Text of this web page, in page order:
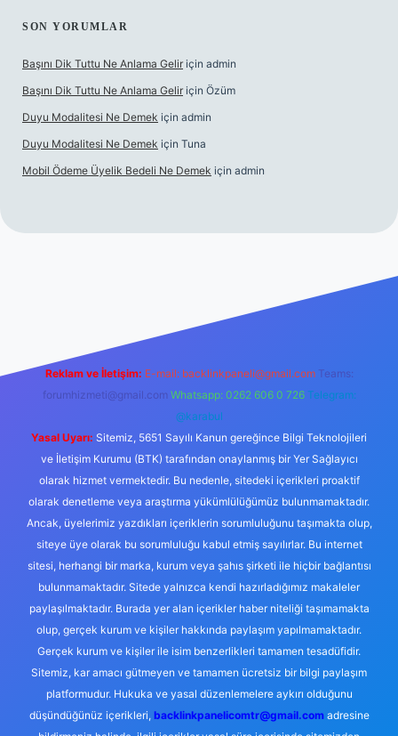
SON YORUMLAR
Başını Dik Tuttu Ne Anlama Gelir için admin
Başını Dik Tuttu Ne Anlama Gelir için Özüm
Duyu Modalitesi Ne Demek için admin
Duyu Modalitesi Ne Demek için Tuna
Mobil Ödeme Üyelik Bedeli Ne Demek için admin
Reklam ve İletişim: E-mail: backlinkpaneli@gmail.com Teams:
forumhizmeti@gmail.com Whatsapp: 0262 606 0 726 Telegram:
@karabul
Yasal Uyarı: Sitemiz, 5651 Sayılı Kanun gereğince Bilgi Teknolojileri
ve İletişim Kurumu (BTK) tarafından onaylanmış bir Yer Sağlayıcı
olarak hizmet vermektedir. Bu nedenle, sitedeki içerikleri proaktif
olarak denetleme veya araştırma yükümlülüğümüz bulunmamaktadır.
Ancak, üyelerimiz yazdıkları içeriklerin sorumluluğunu taşımakta olup,
siteye üye olarak bu sorumluluğu kabul etmiş sayılırlar. Bu internet
sitesi, herhangi bir marka, kurum veya şahıs şirketi ile hiçbir bağlantısı
bulunmamaktadır. Sitede yalnızca kendi hazırladığımız makaleler
paylaşılmaktadır. Burada yer alan içerikler haber niteliği taşımamakta
olup, gerçek kurum ve kişiler hakkında paylaşım yapılmamaktadır.
Gerçek kurum ve kişiler ile isim benzerlikleri tamamen tesadüfidir.
Sitemiz, kar amacı gütmeyen ve tamamen ücretsiz bir bilgi paylaşım
platformudur. Hukuka ve yasal düzenlemelere aykırı olduğunu
düşündüğünüz içerikleri, backlinkpanelicomtr@gmail.comadresine